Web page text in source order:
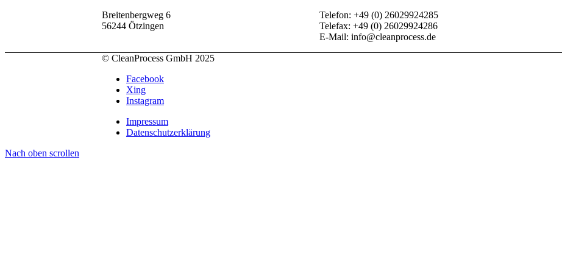
Breitenbergweg 6
56244 Ötzingen
Telefon: +49 (0) 26029924285
Telefax: +49 (0) 26029924286
E-Mail: info@cleanprocess.de
© CleanProcess GmbH 2025
Facebook
Xing
Instagram
Impressum
Datenschutzerklärung
Nach oben scrollen